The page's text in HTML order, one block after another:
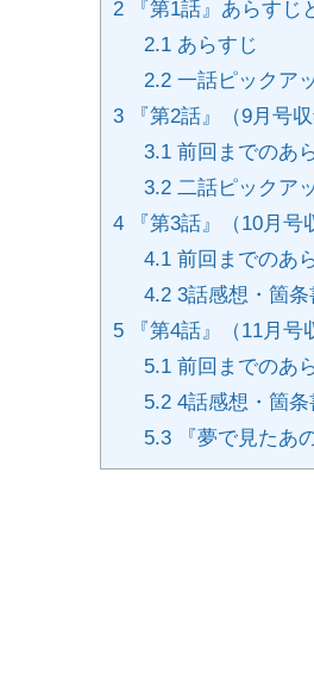
2 『第1話』あらすじ
2.1あらすじ
2.2一話ピックア
3 『第2話』（9月号
3.1前回までのあ
3.2二話ピックア
4 『第3話』（10月
4.1前回までのあ
4.23話感想・箇条
5 『第4話』（11月
5.1前回までのあ
5.24話感想・箇条
5.3『夢で見たあ